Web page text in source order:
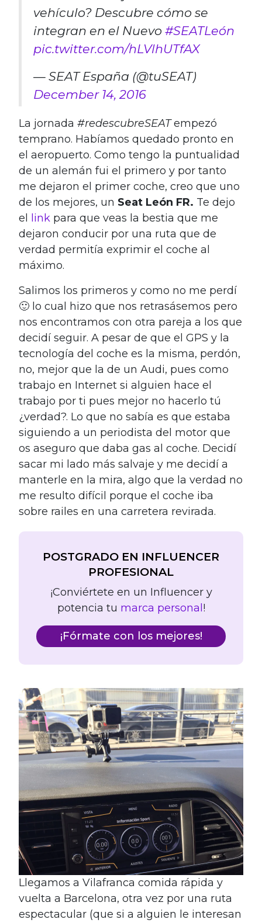
vehículo? Descubre cómo se
integran en el Nuevo #SEATLeón
pic.twitter.com/hLVlhUTfAX
— SEAT España (@tuSEAT)
December 14, 2016
La jornada #redescubreSEATempezó
temprano. Habíamos quedado pronto en
el aeropuerto. Como tengo la puntualidad
de un alemán fui el primero y por tanto
me dejaron el primer coche, creo que uno
de los mejores, un Seat León FR. Te dejo
el
link para que veas la bestia que me
dejaron conducir por una ruta que de
verdad permitía exprimir el coche al
máximo.
Salimos los primeros y como no me perdí
🙂 lo cual hizo que nos retrasásemos pero
nos encontramos con otra pareja a los que
decidí seguir. A pesar de que el GPS y la
tecnología del coche es la misma, perdón,
no, mejor que la de un Audi, pues como
trabajo en Internet si alguien hace el
trabajo por ti pues mejor no hacerlo tú
¿verdad?. Lo que no sabía es que estaba
siguiendo a un periodista del motor que
os aseguro que daba gas al coche. Decidí
sacar mi lado más salvaje y me decidí a
manterle en la mira, algo que la verdad no
me resulto difícil porque el coche iba
sobre railes en una carretera revirada.
POSTGRADO EN INFLUENCER
PROFESIONAL
¡Conviértete en un Influencer y
potencia tu marca personal !
¡Fórmate con los mejores!
Llegamos a Vilafranca comida rápida y
vuelta a Barcelona, otra vez por una ruta
espectacular (que si a alguien le interesan